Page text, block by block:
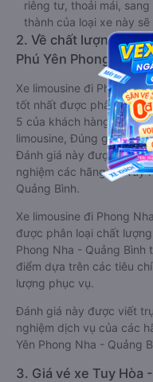
riêng tư, thoải mái,
thành của loại xe này sẽ
2. Về chất lượng,
Phú Yên Phong Nha
Xe limousine đi Phong
tốt nhất được phân loại
5 của khách hàng với
limousine, Đúng giờ,
Đánh giá này được viết
nghiệm các hãng Xe Tuy
Quảng Bình.
Xe limousine đi Phong
được phân loại chất
Phong Nha - Quảng Bình
điểm dựa trên các tiêu
lượng phục vụ.
Đánh giá này được viết
nghiệm dịch vụ của các
Yên Phong Nha - Quảng
3. Giá vé xe Tuy Hòa